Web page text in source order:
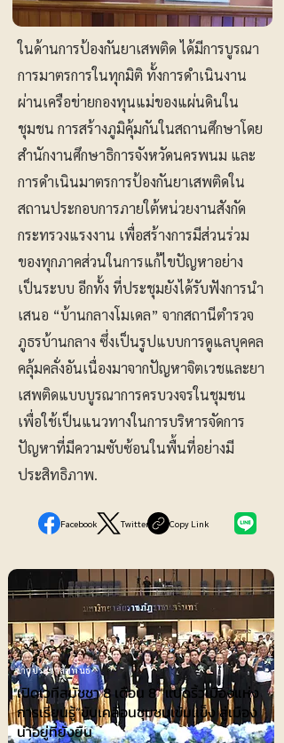
ในด้านการป้องกันยาเสพติด ได้มีการบูรณา
การมาตรการในทุกมิติ ทั้งการดำเนินงาน
ผ่านเครือข่ายกองทุนแม่ของแผ่นดินใน
ชุมชน การสร้างภูมิคุ้มกันในสถานศึกษาโดย
สำนักงานศึกษาธิการจังหวัดนครพนม และ
การดำเนินมาตรการป้องกันยาเสพติดใน
สถานประกอบการภายใต้หน่วยงานสังกัด
กระทรวงแรงงาน เพื่อสร้างการมีส่วนร่วม
ของทุกภาคส่วนในการแก้ไขปัญหาอย่าง
เป็นระบบ อีกทั้ง ที่ประชุมยังได้รับฟังการนำ
เสนอ “บ้านกลางโมเดล” จากสถานีตำรวจ
ภูธรบ้านกลาง ซึ่งเป็นรูปแบบการดูแลบุคคล
คลุ้มคลั่งอันเนื่องมาจากปัญหาจิตเวชและยา
เสพติดแบบบูรณาการครบวงจรในชุมชน
เพื่อใช้เป็นแนวทางในการบริหารจัดการ
ปัญหาที่มีความซับซ้อนในพื้นที่อย่างมี
ประสิทธิภาพ.
Facebook Twitter Copy Link
ข่าวประชาสัมพันธ์
เปิดเวทีสมัชชา 8 เดือน 8 “แปดริ้วเมืองแห่ง
การเรียนรู้”ขับเคลื่อนชุมชนเข้มแข็ง สู่เมือง
น่าอยู่ที่ยั่งยืน